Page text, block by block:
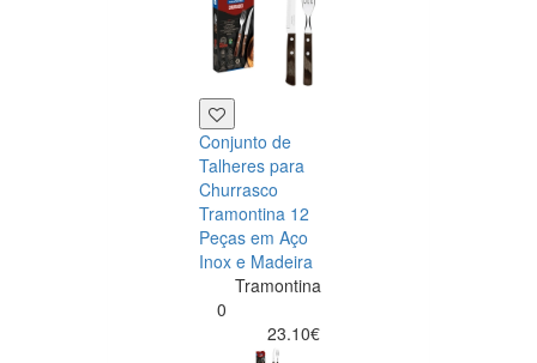
Conjunto de
Talheres para
Churrasco
Tramontina 12
Peças em Aço
Inox e Madeira
Tramontina
0
23.10€